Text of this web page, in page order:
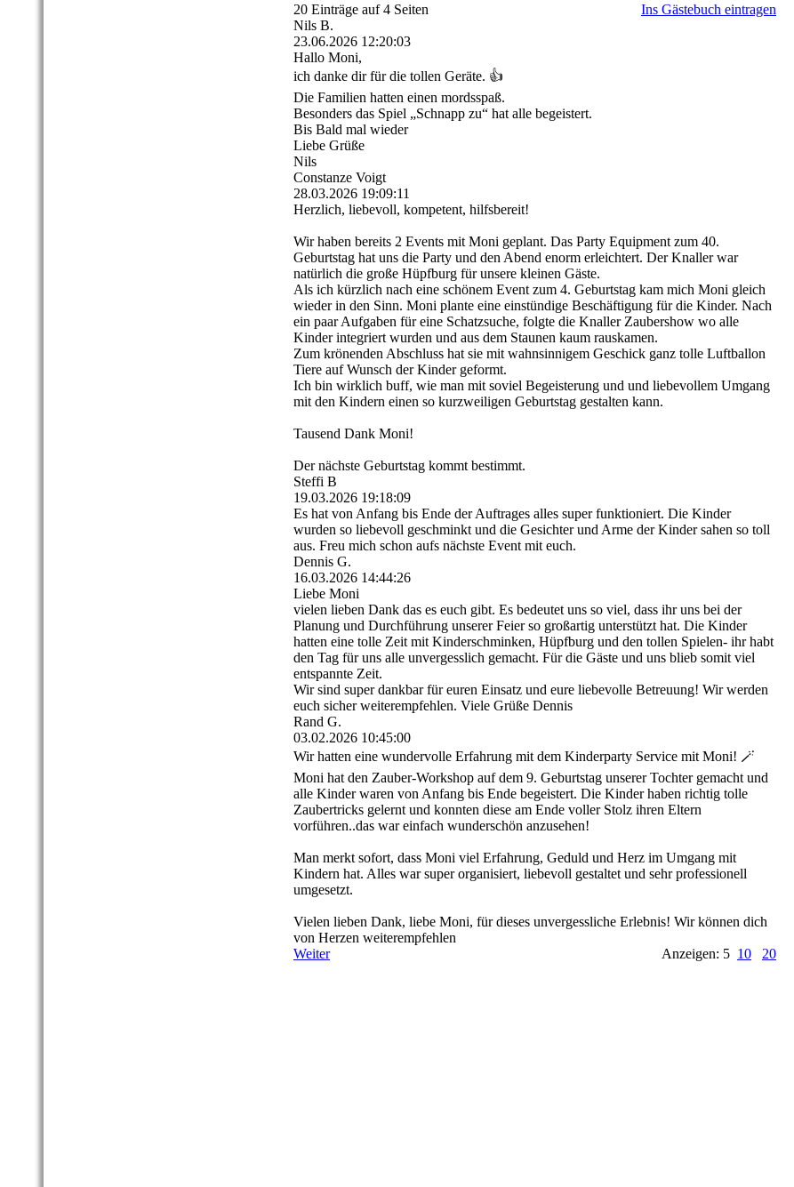
20 Einträge auf 4 Seiten
Ins Gästebuch eintragen
Nils B.
23.06.2026 12:20:03
Hallo Moni,
ich danke dir für die tollen Geräte. 👍
Die Familien hatten einen mordsspaß.
Besonders das Spiel „Schnapp zu“ hat alle begeistert.
Bis Bald mal wieder
Liebe Grüße
Nils
Constanze Voigt
28.03.2026 19:09:11
Herzlich, liebevoll, kompetent, hilfsbereit!
Wir haben bereits 2 Events mit Moni geplant. Das Party Equipment zum 40.
Geburtstag hat uns die Party und den Abend enorm erleichtert. Der Knaller war
natürlich die große Hüpfburg für unsere kleinen Gäste.
Als ich kürzlich nach eine schönem Event zum 4. Geburtstag kam mich Moni gleich
wieder in den Sinn. Moni plante eine einstündige Beschäftigung für die Kinder. Nach
ein paar Aufgaben für eine Schatzsuche, folgte die Knaller Zaubershow wo alle
Kinder integriert wurden und aus dem Staunen kaum rauskamen.
Zum krönenden Abschluss hat sie mit wahnsinnigem Geschick ganz tolle Luftballon
Tiere auf Wunsch der Kinder geformt.
Ich bin wirklich buff, wie man mit soviel Begeisterung und und liebevollem Umgang
mit den Kindern einen so kurzweiligen Geburtstag gestalten kann.
Tausend Dank Moni!
Der nächste Geburtstag kommt bestimmt.
Steffi B
19.03.2026 19:18:09
Es hat von Anfang bis Ende der Auftrages alles super funktioniert. Die Kinder
wurden so liebevoll geschminkt und die Gesichter und Arme der Kinder sahen so toll
aus. Freu mich schon aufs nächste Event mit euch.
Dennis G.
16.03.2026 14:44:26
Liebe Moni
vielen lieben Dank das es euch gibt. Es bedeutet uns so viel, dass ihr uns bei der
Planung und Durchführung unserer Feier so großartig unterstützt hat. Die Kinder
hatten eine tolle Zeit mit Kinderschminken, Hüpfburg und den tollen Spielen- ihr habt
den Tag für uns alle unvergesslich gemacht. Für die Gäste und uns blieb somit viel
entspannte Zeit.
Wir sind super dankbar für euren Einsatz und eure liebevolle Betreuung! Wir werden
euch sicher weiterempfehlen. Viele Grüße Dennis
Rand G.
03.02.2026 10:45:00
Wir hatten eine wundervolle Erfahrung mit dem Kinderparty Service mit Moni! 🪄
Moni hat den Zauber-Workshop auf dem 9. Geburtstag unserer Tochter gemacht und
alle Kinder waren von Anfang bis Ende begeistert. Die Kinder haben richtig tolle
Zaubertricks gelernt und konnten diese am Ende voller Stolz ihren Eltern
vorführen..das war einfach wunderschön anzusehen!
Man merkt sofort, dass Moni viel Erfahrung, Geduld und Herz im Umgang mit
Kindern hat. Alles war super organisiert, liebevoll gestaltet und sehr professionell
umgesetzt.
Vielen lieben Dank, liebe Moni, für dieses unvergessliche Erlebnis! Wir können dich
von Herzen weiterempfehlen
Weiter
Anzeigen: 5 10 20